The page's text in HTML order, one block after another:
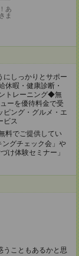
あ
ま
にしっかりとサポー
休暇・健康診断・
トレーニング◆無
ーを優待料金で受
ング・グルメ・エ
ビス
料でご提供してい
ングチェック会」や
け体験セミナー」
うこともあるかと思